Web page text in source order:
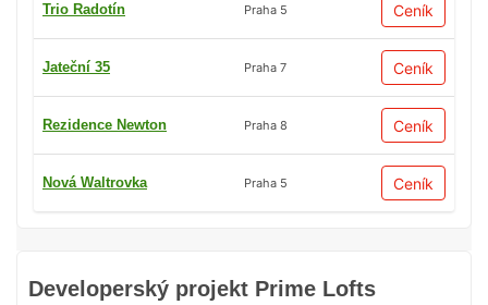
Developerský projekt Prime Lofts
Trio Radotín Praha 5 Ceník
Jateční 35 Praha 7 Ceník
Rezidence Newton Praha 8 Ceník
Nová Waltrovka Praha 5 Ceník